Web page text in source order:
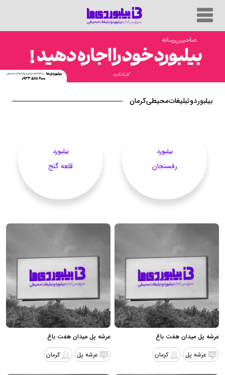
بیلبورد و تبلیغات محیطی کرمان
بیلبورد
رفسنجان
بیلبورد
قلعه گنج
عرشه پل میدان هفت باغ
عرشه پل
کرمان
عرشه پل میدان هفت باغ
عرشه پل
کرمان